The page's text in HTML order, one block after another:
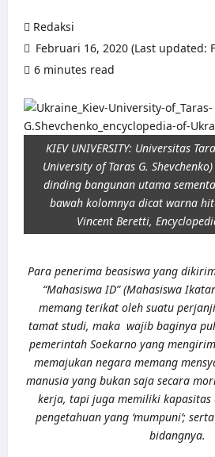
Redaksi
Februari 16, 2020 (Last updated:
6 minutes read
KIEV UNIVERSITY: Universitas
University of Taras G.
dinding bangunan utama
bawah kolomnya dicat warna
Vincent Beretti,
Para penerima beasiswa yang
“Mahasiswa ID” (Mahasiswa
memang terikat oleh suatu
tamat studi, maka wajib baginya
pemerintah Soekarno yang
memajukan negara memang
manusia yang bukan saja secara
kerja, tapi juga memiliki kapasitas
pengetahuan yang ‘mumpuni’;
bidangnya.